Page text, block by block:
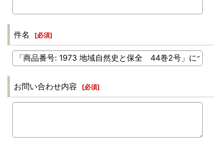
件名 [必須]
お問い合わせ内容 [必須]